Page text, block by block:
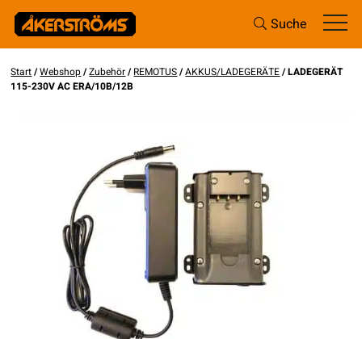
Suche
Start/Webshop/Zubehör/REMOTUS/AKKUS/LADEGERÄTE/ LADEGERÄT
115-230V AC ERA/10B/12B